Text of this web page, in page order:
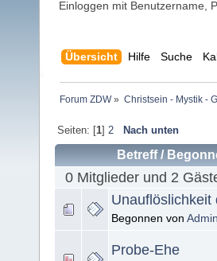
Einloggen mit Benutzername,
Übersicht Hilfe Suche
Forum ZDW» Christsein - Mystik -
Seiten: [1] 2 Nach unten
Betreff/
0 Mitglieder und 2
Unauflöslichkeit
Begonnen von Admin
Probe-Ehe